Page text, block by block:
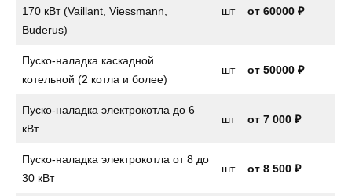
170 кВт (Vaillant, Viessmann,
Buderus)
шт от 60000 ₽
Пуско-наладка каскадной
котельной (2 котла и более)
шт от 50000 ₽
Пуско-наладка электрокотла до 6
кВт
шт от 7 000 ₽
Пуско-наладка электрокотла от 8 до
30 кВт
шт от 8 500 ₽